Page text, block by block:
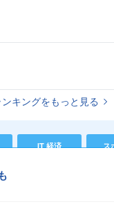
キングをもっと見る
IT 経済 ス